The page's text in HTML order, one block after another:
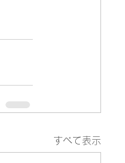
すべて表示